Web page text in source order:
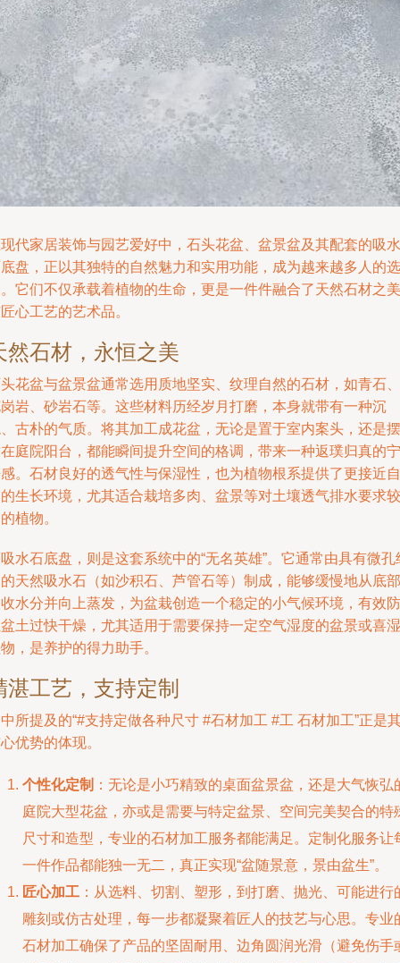
代家居装饰与园艺爱好中，石头花盆、盆景盆及其配套的吸水
盘，正以其独特的自然魅力和实用功能，成为越来越多人的选
它们不仅承载着植物的生命，更是一件件融合了天然石材之美
心工艺的艺术品。
然石材，永恒之美
花盆与盆景盆通常选用质地坚实、纹理自然的石材，如青石、
岩、砂岩石等。这些材料历经岁月打磨，本身就带有一种沉
古朴的气质。将其加工成花盆，无论是置于室内案头，还是摆
庭院阳台，都能瞬间提升空间的格调，带来一种返璞归真的宁
。石材良好的透气性与保湿性，也为植物根系提供了更接近自
生长环境，尤其适合栽培多肉、盆景等对土壤透气排水要求较
植物。
水石底盘，则是这套系统中的“无名英雄”。它通常由具有微孔
天然吸水石（如沙积石、芦管石等）制成，能够缓慢地从底部
水分并向上蒸发，为盆栽创造一个稳定的小气候环境，有效防
土过快干燥，尤其适用于需要保持一定空气湿度的盆景或喜湿
，是养护的得力助手。
湛工艺，支持定制
所提及的“#支持定做各种尺寸 #石材加工 #工 石材加工”正是
优势的体现。
个性化定制 ：无论是小巧精致的桌面盆景盆，还是大气恢弘
庭院大型花盆，亦或是需要与特定盆景、空间完美契合的特
尺寸和造型，专业的石材加工服务都能满足。定制化服务让
一件作品都能独一无二，真正实现“盆随景意，景由盆生”。
匠心加工 ：从选料、切割、塑形，到打磨、抛光、可能进行
雕刻或仿古处理，每一步都凝聚着匠人的技艺与心思。专业
石材加工确保了产品的坚固耐用、边角圆润光滑（避免伤手